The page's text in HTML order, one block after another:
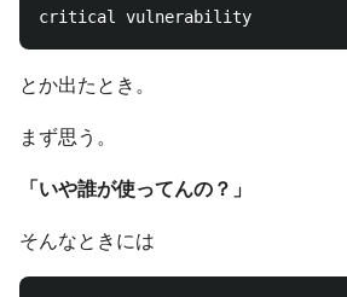
とか出たとき。
まず思う。
「いや誰が使ってんの？」
そんなときには